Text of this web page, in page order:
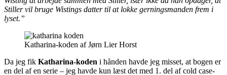
Stiller vil bruge Wistings datter til at lokke gerningsmanden frem i
lyset.”
Katharina-koden af Jørn Lier Horst
Da jeg fik Katharina-koden i hånden havde jeg misset, at bogen er
en del af en serie – jeg havde kun læst det med 1. del af cold case-